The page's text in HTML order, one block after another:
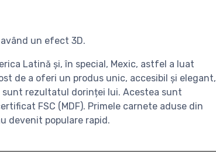
un efect 3D.
Latină și, în special, Mexic, astfel a luat
de a oferi un produs unic, accesibil și elegant,
sunt rezultatul dorinței lui. Acestea sunt
FSC (MDF). Primele carnete aduse din
devenit populare rapid.